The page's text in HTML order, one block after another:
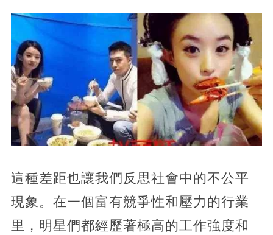
這種差距也讓我們反思社會中的不公平
現象。在一個富有競爭性和壓力的行業
里，明星們都經歷著極高的工作強度和